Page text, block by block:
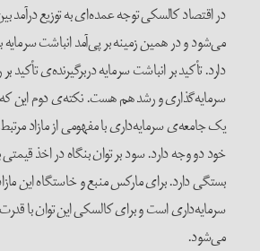
در اقتصاد کالسکی توجه عمده‌ای به توزیع
می‌شود و در همین زمینه بر پی‌آمد انباشت سرمایه
دارد. تأکید بر انباشت سرمایه دربرگیرنده‌ی تأکید
سرمایه‌گذاری و رشد هم هست. نکته‌ی دوم این
یک جامعه‌ی سرمایه‌داری با مفهومی از مازاد
خود دو وجه دارد. سود بر توان بنگاه در اخذ قیمتی
بستگی دارد. برای مارکس منبع و خاستگاه این
سرمایه‌داری است و برای کالسکی این توان با
می‌شود.